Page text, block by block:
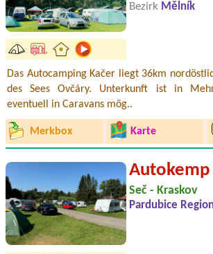
Bezirk Mělník
Das Autocamping Kačer liegt 36km
des Sees Ovčáry. Unterkunft ist in
eventuell in Caravans mög..
Merkbox Karte
Autokemp
Seč - Kraskov
Pardubice